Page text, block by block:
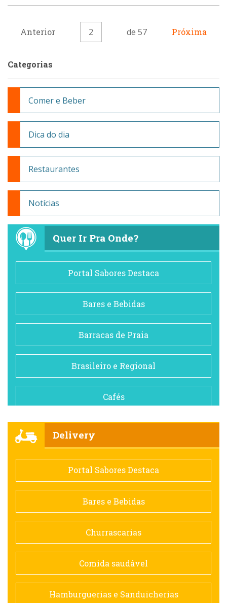
Anterior 2 de 57 Próxima
Categorias
Comer e Beber
Dica do dia
Restaurantes
Notícias
Quer Ir Pra Onde?
Portal Sabores Destaca
Bares e Bebidas
Barracas de Praia
Brasileiro e Regional
Cafés
Comida saudável
Contemporânea
Doceria
Espanhola
Francesa
Delivery
Portal Sabores Destaca
Bares e Bebidas
Churrascarias
Comida saudável
Hamburguerias e Sanduicherias